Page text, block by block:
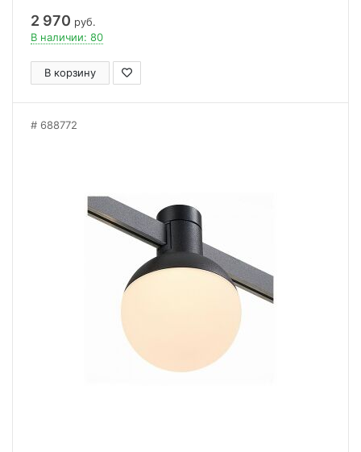
2 970 руб.
В наличии: 80
В корзину
688772